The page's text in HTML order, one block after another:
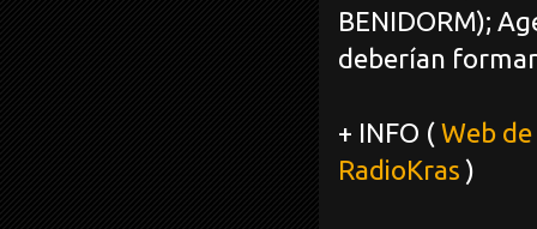
BENIDORM);
deberían
+ INFO ( Web
RadioKras )